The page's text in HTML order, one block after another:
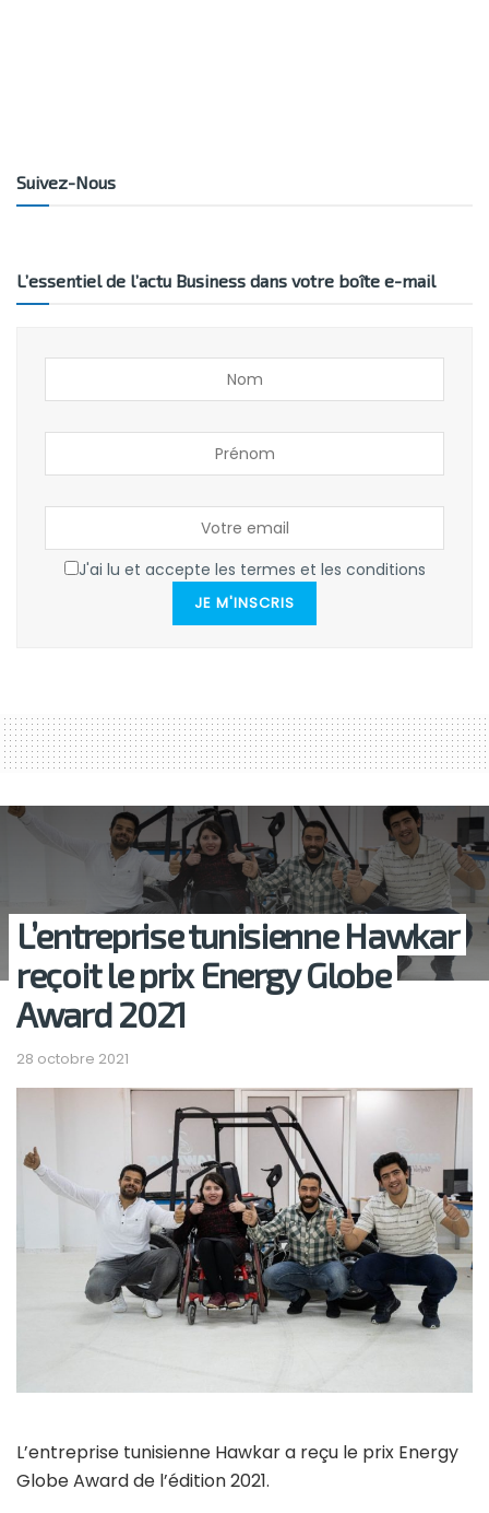
Suivez-Nous
L’essentiel de l’actu Business dans votre boîte e-mail
J'ai lu et accepte les termes et les conditions
JE M'INSCRIS
L’entreprise tunisienne Hawkar
reçoit le prix Energy Globe
Award 2021
28 octobre 2021
L’entreprise tunisienne Hawkar a reçu le prix Energy
Globe Award de l’édition 2021.